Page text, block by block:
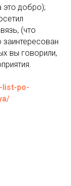
это добро);
(что
заинтересован
вы говорили,
list-po-